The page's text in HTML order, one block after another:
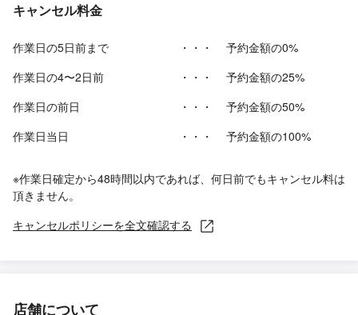
キャンセル料金
作業日の5日前まで ・・・
予約金額の0%
作業日の4〜2日前
・・・
予約金額の25%
作業日の前日
・・・
予約金額の50%
作業日当日
・・・ 予約金額の100%
※作業日確定から48時間以内であれば、何日前でもキャンセル料は
頂きません。
キャンセルポリシーを全文確認する
店舗について